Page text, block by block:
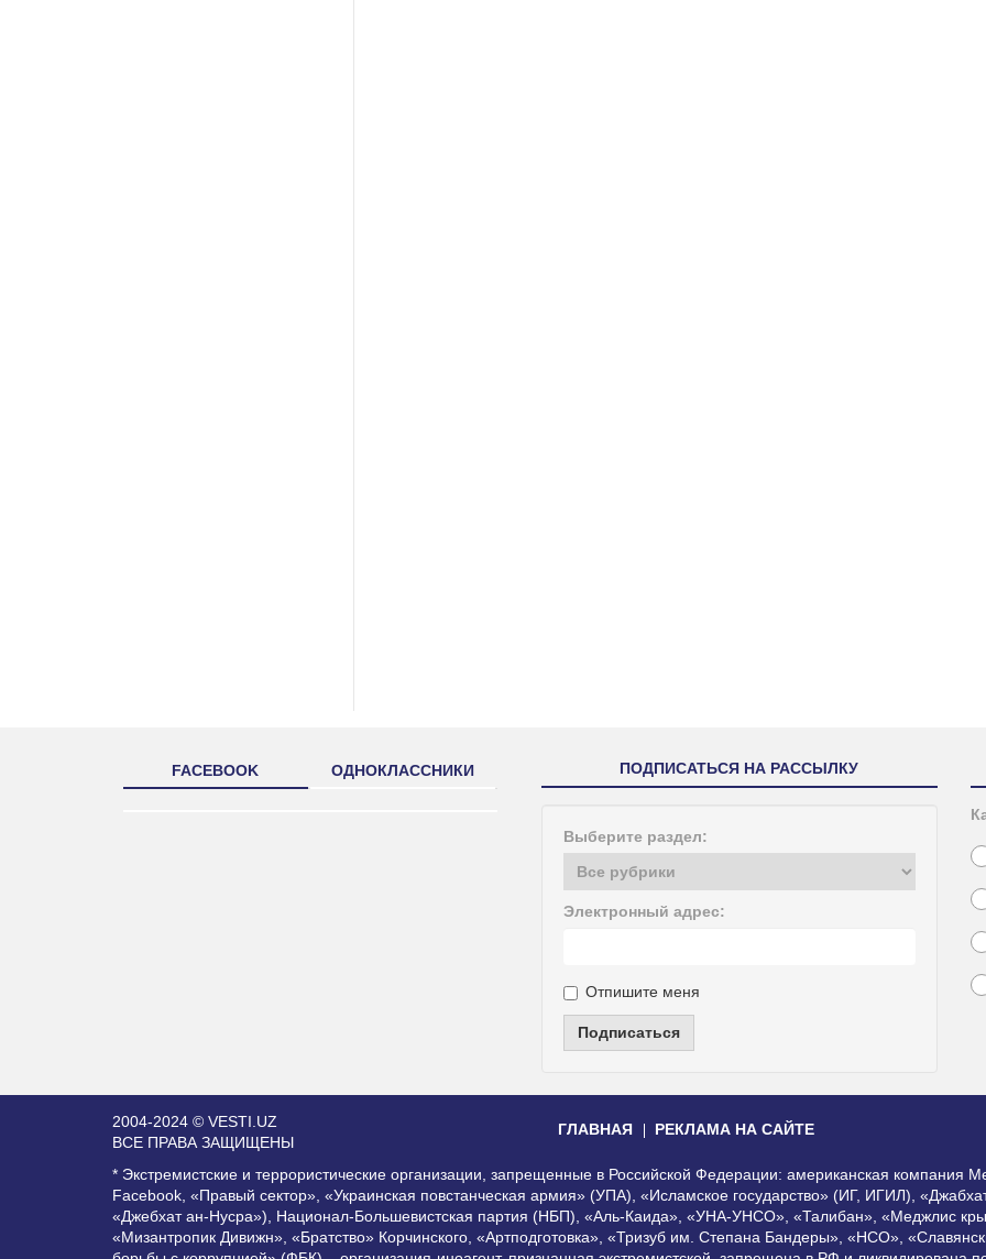
FACEBOOK ОДНОКЛАССНИКИ ПОДПИСАТЬСЯ НА РАССЫЛКУ
Выберите раздел:
Электронный адрес:
Отпишите меня
Подписаться
2004-2024 © VESTI.UZ
ВСЕ ПРАВА ЗАЩИЩЕНЫ
ГЛАВНАЯ РЕКЛАМА НА САЙТЕ
* Экстремистские и террористические организации, запрещенные в Российской Федерации: американская компания
Facebook, «Правый сектор», «Украинская повстанческая армия» (УПА), «Исламское государство» (ИГ, ИГИЛ),
«Джебхат ан-Нусра»), Национал-Большевистская партия (НБП), «Аль-Каида», «УНА-УНСО», «Талибан», «Меджлис
«Мизантропик Дивижн», «Братство» Корчинского, «Артподготовка», «Тризуб им. Степана Бандеры», «НСО»,